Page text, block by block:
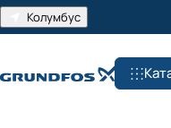
Колумбус